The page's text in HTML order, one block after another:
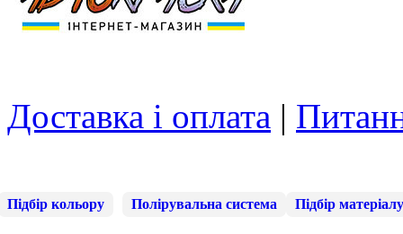
Доставка і оплата |
Підбір кольору Полірувальна система Підбір матеріалу